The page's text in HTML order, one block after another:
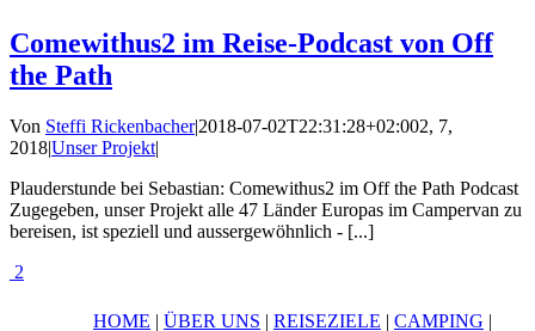
Comewithus2 im Reise-Podcast von Off
the Path
Von Steffi Rickenbacher|2018-07-02T22:31:28+02:002, 7,
2018|Unser Projekt|
Plauderstunde bei Sebastian: Comewithus2 im Off the Path Podcast
Zugegeben, unser Projekt alle 47 Länder Europas im Campervan zu
bereisen, ist speziell und aussergewöhnlich - [...]
2
HOME | ÜBER UNS | REISEZIELE | CAMPING |